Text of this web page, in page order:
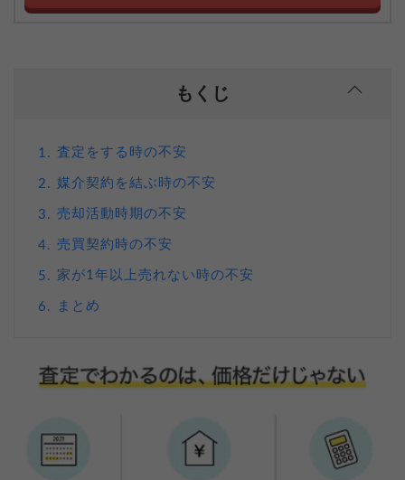
もくじ
1. 査定をする時の不安
2. 媒介契約を結ぶ時の不安
3. 売却活動時期の不安
4. 売買契約時の不安
5. 家が1年以上売れない時の不安
6. まとめ